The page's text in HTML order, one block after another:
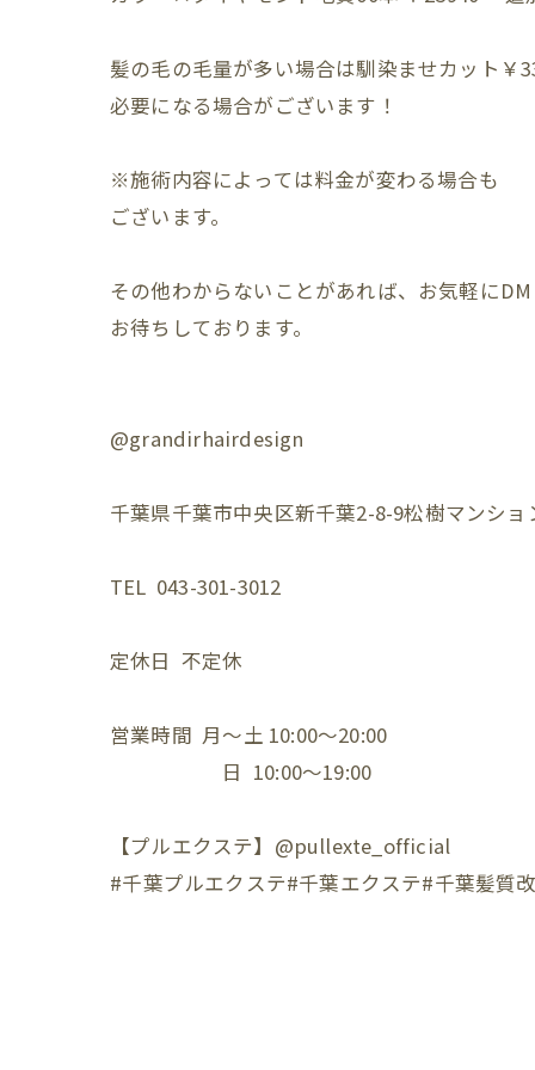
髪の毛の毛量が多い場合は馴染ませカット￥
必要になる場合がございます！⁡
※施術内容によっては料金が変わる場合も⁡
ございます。⁡
その他わからないことがあれば、お気軽にDM⁡
お待ちしております。⁡
@grandirhairdesign⁡
千葉県千葉市中央区新千葉2-8-9松樹マンショ
TEL 043-301-3012⁡
定休日 不定休⁡
営業時間 月〜土 10:00〜20:00⁡
日 10:00〜19:00⁡
【プルエクステ】@pullexte_official⁡
⁡#千葉プルエクステ#千葉エクステ#千葉髪質